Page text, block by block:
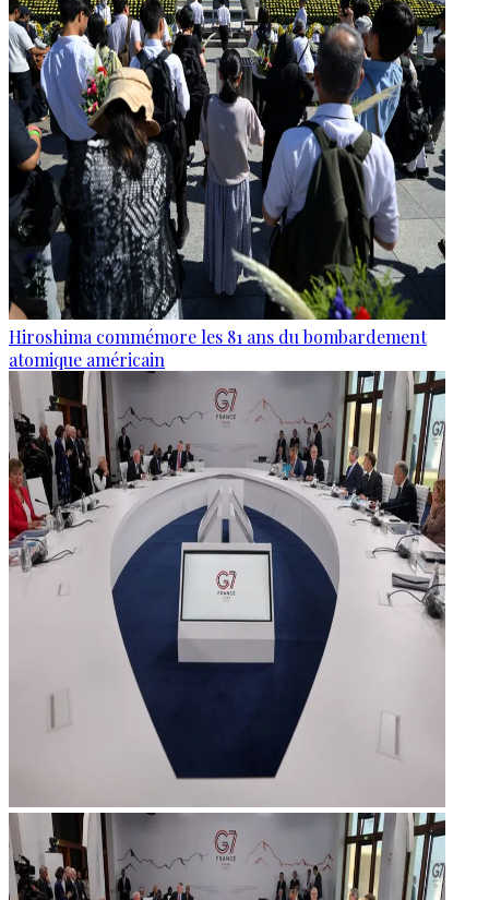
Hiroshima commémore les 81 ans du bombardement
atomique américain